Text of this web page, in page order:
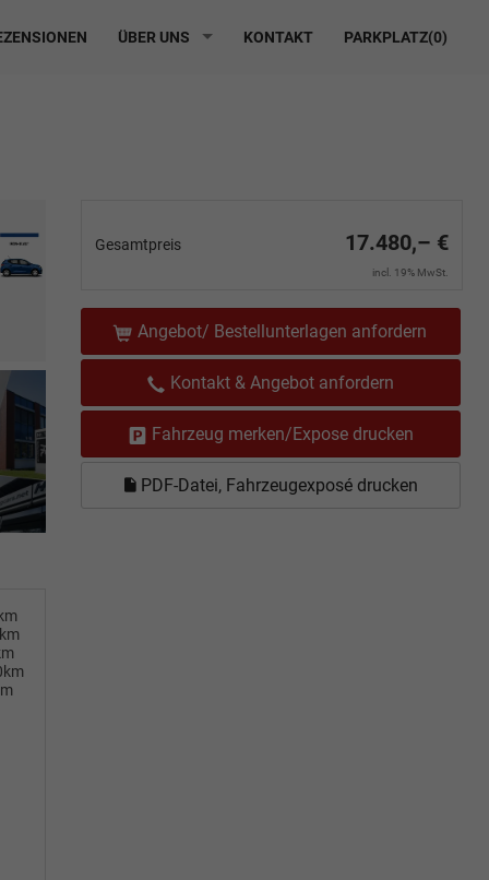
ÜBER UNS KONTAKT PARKPLATZ(0)
Gesamtpreis 17.480,– €
incl. 19% MwSt.
Angebot/ Bestellunterlagen anfordern
Kontakt & Angebot anfordern
Fahrzeug merken/Expose drucken
PDF-Datei, Fahrzeugexposé drucken